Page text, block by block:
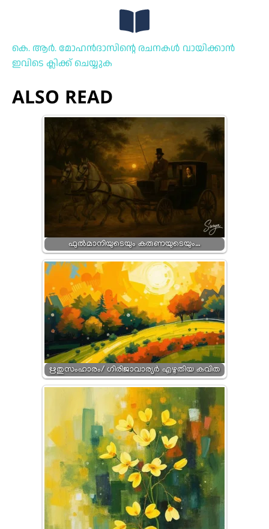
കെ. ആർ. മോഹൻദാസിന്റെ രചനകൾ വായിക്കാൻ
ഇവിടെ ക്ലിക്ക് ചെയ്യുക
ALSO READ
ഫുൽമാനിയുടെയും കരുണയുടെയും…
ഋതുസംഹാരം/ ഗിരിജാവാര്യർ എഴുതിയ കവിത